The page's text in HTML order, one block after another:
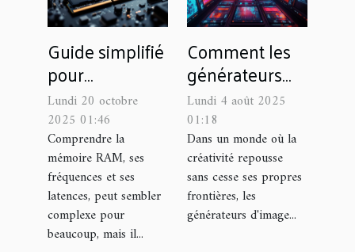
Guide simplifié
pour
comprendre
les fréquences
et latences de
la RAM
Lundi 20 octobre
2025 01:46
Comprendre la
mémoire RAM, ses
fréquences et ses
latences, peut sembler
complexe pour
beaucoup, mais il...
Comment les
générateurs
d'image
transforment-
ils le secteur
créatif ?
Lundi 4 août 2025
01:18
Dans un monde où la
créativité repousse
sans cesse ses propres
frontières, les
générateurs d'image...